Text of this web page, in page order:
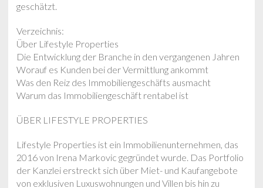
geschätzt.
Verzeichnis:
Über Lifestyle Properties
Die Entwicklung der Branche in den vergangenen Jahren
Worauf es Kunden bei der Vermittlung ankommt
Was den Reiz des Immobiliengeschäfts ausmacht
Warum das Immobiliengeschäft rentabel ist
ÜBER LIFESTYLE PROPERTIES
Lifestyle Properties ist ein Immobilienunternehmen, das
2016 von Irena Markovic gegründet wurde. Das Portfolio
der Kanzlei erstreckt sich über Miet- und Kaufangebote
von exklusiven Luxuswohnungen und Villen bis hin zu